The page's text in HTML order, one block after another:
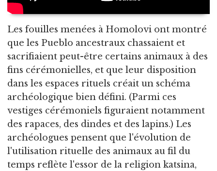
Les fouilles menées à Homolovi ont montré
que les Pueblo ancestraux chassaient et
sacrifiaient peut-être certains animaux à des
fins cérémonielles, et que leur disposition
dans les espaces rituels créait un schéma
archéologique bien défini. (Parmi ces
vestiges cérémoniels figuraient notamment
des rapaces, des dindes et des lapins.) Les
archéologues pensent que l'évolution de
l'utilisation rituelle des animaux au fil du
temps reflète l'essor de la religion katsina,